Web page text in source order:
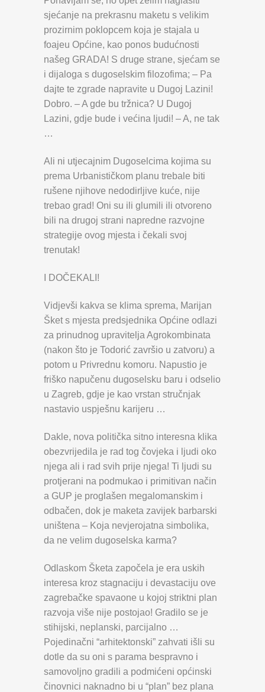
sjećanje na prekrasnu maketu s velikim
prozirnim poklopcem koja je stajala u
foajeu Općine, kao ponos budućnosti
našeg GRADA! S druge strane, sjećam se
i dijaloga s dugoselskim filozofima; – Pa
dajte te zgrade napravite u Dugoj Lazini!
Dobro. – A gde bu tržnica? U Dugoj
Lazini, gdje bude i većina ljudi! – A, ne tak
…
Ali ni utjecajnim Dugoselcima kojima su
prema Urbanističkom planu trebale biti
rušene njihove nedodirljive kuće, nije
trebao grad! Oni su ili glumili ili otvoreno
bili na drugoj strani napredne razvojne
strategije ovog mjesta i čekali svoj
trenutak!
I DOČEKALI!
Vidjevši kakva se klima sprema, Marijan
Šket s mjesta predsjednika Općine odlazi
za prinudnog upravitelja Agrokombinata
(nakon što je Todorić završio u zatvoru) a
potom u Privrednu komoru. Napustio je
friško napučenu dugoselsku baru i odselio
u Zagreb, gdje je kao vrstan stručnjak
nastavio uspješnu karijeru …
Dakle, nova politička sitno interesna klika
obezvrijedila je rad tog čovjeka i ljudi oko
njega ali i rad svih prije njega! Ti ljudi su
protjerani na podmukao i primitivan način
a GUP je proglašen megalomanskim i
odbačen, dok je maketa zavijek barbarski
uništena – Koja nevjerojatna simbolika,
da ne velim dugoselska karma?
Odlaskom Šketa započela je era uskih
interesa kroz stagnaciju i devastaciju ove
zagrebačke spavaone u kojoj striktni plan
razvoja više nije postojao! Gradilo se je
stihijski, neplanski, parcijalno …
Pojedinačni “arhitektonski” zahvati išli su
dotle da su oni s parama bespravno i
samovoljno gradili a podmićeni općinski
činovnici naknadno bi u “plan” bez plana